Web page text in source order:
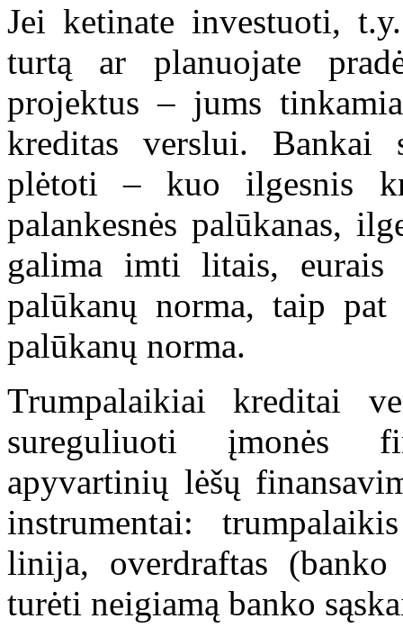
Jei ketinate investuoti,
turtą ar planuojate
projektus – jums
kreditas verslui. Bankai
plėtoti – kuo ilgesnis
palankesnės palūkanas,
galima imti litais,
palūkanų norma, taip pat
palūkanų norma.
Trumpalaikiai kreditai
sureguliuoti įmonės
apyvartinių lėšų
instrumentai:
linija, overdraftas
turėti neigiamą banko